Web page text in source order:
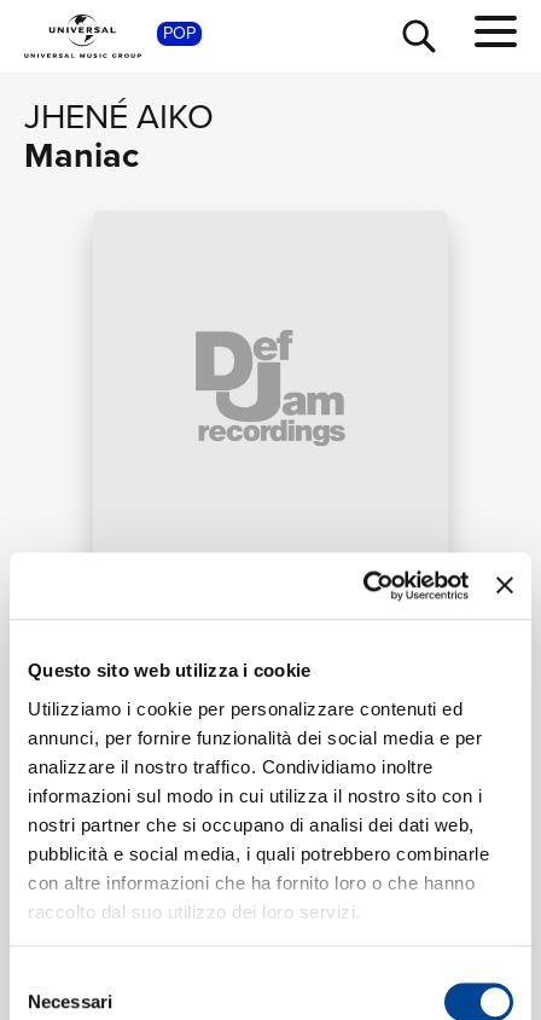
Questo sito web utilizza i cookie
Utilizziamo i cookie per personalizzare contenuti ed
annunci, per fornire funzionalità dei social media e per
analizzare il nostro traffico. Condividiamo inoltre
informazioni sul modo in cui utilizza il nostro sito con i
nostri partner che si occupano di analisi dei dati web,
pubblicità e social media, i quali potrebbero combinarle
con altre informazioni che ha fornito loro o che hanno
raccolto dal suo utilizzo dei loro servizi.
delNecessari
POP
JHENÉ AIKO
Maniac
1 Maniac
03:27
Jhené Aiko
Formati disponibili:
UPC:00602557311204
SHOP
TOUR NEWS
RICERCA
CHI SIAMO
CONTATTI
NEWSLETTER